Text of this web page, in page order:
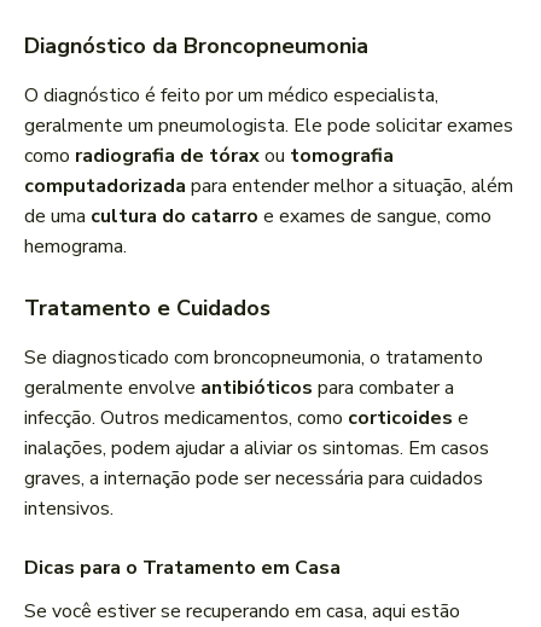
Diagnóstico da Broncopneumonia
O diagnóstico é feito por um médico especialista,
geralmente um pneumologista. Ele pode solicitar exames
como radiografia de tóraxou tomografia
computadorizada para entender melhor a situação, além
de uma cultura do catarro e exames de sangue, como
hemograma.
Tratamento e Cuidados
Se diagnosticado com broncopneumonia, o tratamento
geralmente envolve antibióticos para combater a
infecção. Outros medicamentos, como corticoides e
inalações, podem ajudar a aliviar os sintomas. Em casos
graves, a internação pode ser necessária para cuidados
intensivos.
Dicas para o Tratamento em Casa
Se você estiver se recuperando em casa, aqui estão